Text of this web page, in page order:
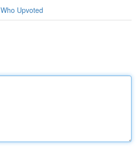
Who Upvoted